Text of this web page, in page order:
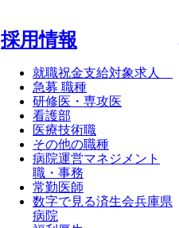
採⽤情報
就職祝金支給対象求人
急募 職種
研修医・専攻医
看護部
医療技術職
その他の職種
病院運営マネジメント
職・事務
常勤医師
数字で見る済生会兵庫県
病院